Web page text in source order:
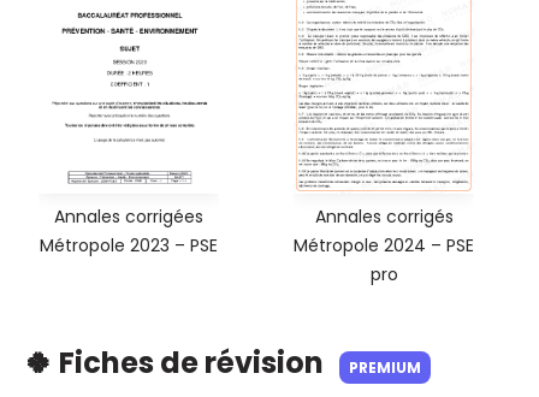
Annales corrigées
Métropole 2023 – PSE
Annales corrigés
Métropole 2024 – PSE
pro
🍀 Fiches de révision PREMIUM